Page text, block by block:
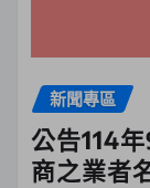
新聞專區
公告114
商之業者